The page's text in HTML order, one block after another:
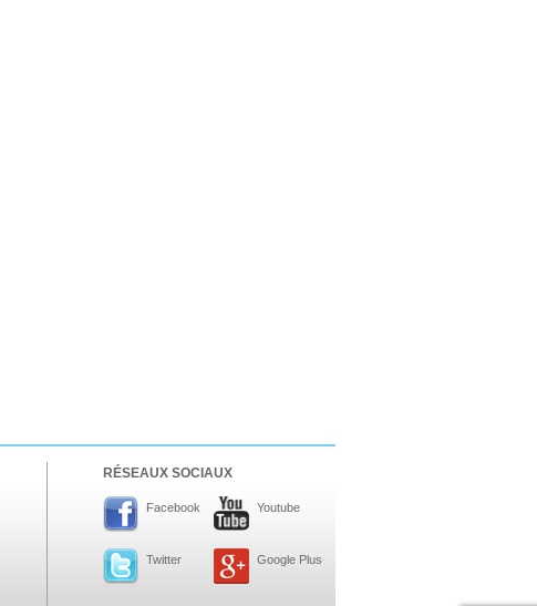
RÉSEAUX SOCIAUX
Facebook Youtube
Twitter Google Plus